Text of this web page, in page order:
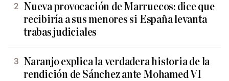
Nueva provocación de Marruecos: dice que
recibiría a sus menores si España levanta
trabas judiciales
Naranjo explica la verdadera historia de la
rendición de Sánchez ante Mohamed VI